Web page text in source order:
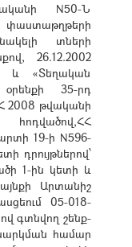
N50-Ն
տների
26.12.2002
և «Տեղական
35-րդ
2008 թվականի
19-ի N596-
դրույթներով՝
1-ին կետի և
Արտանիշ
05-018-
գտնվող շենք-
համար